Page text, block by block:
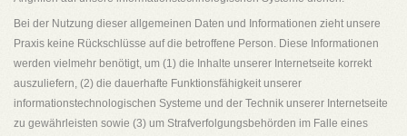
Bei der Nutzung dieser allgemeinen Daten und Informationen zieht unsere
Praxis keine Rückschlüsse auf die betroffene Person. Diese Informationen
werden vielmehr benötigt, um (1) die Inhalte unserer Internetseite korrekt
auszuliefern, (2) die dauerhafte Funktionsfähigkeit unserer
informationstechnologischen Systeme und der Technik unserer Internetseite
zu gewährleisten sowie (3) um Strafverfolgungsbehörden im Falle eines